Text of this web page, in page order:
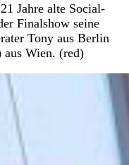
Jahre alte Social-
Finalshow seine
Tony aus Berlin
Wien. (red)